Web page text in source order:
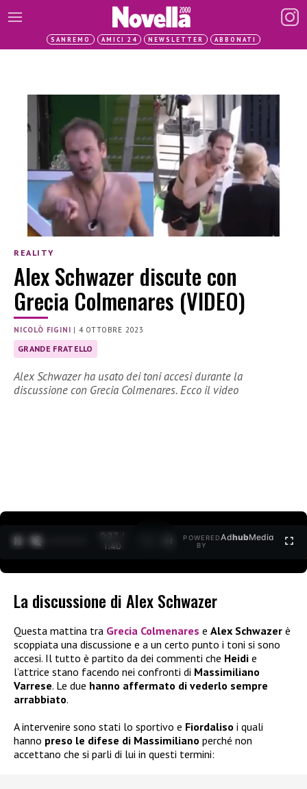
SANREMO AMICI 24 NEWSLETTER ABBONATI
REALITY
Alex Schwazer discute con
Grecia Colmenares (VIDEO)
NICOLÒ FIGINI | 4 OTTOBRE 2023
GRANDE FRATELLO
Alex Schwazer ha usato dei toni accesi durante la
discussione con Grecia Colmenares. Ecco il video
0:28 /
1:40
POWERED
BY
AdhubMedia
La discussione di Alex Schwazer
Questa mattina tra Grecia Colmenares e Alex Schwazer è
scoppiata una discussione e a un certo punto i toni si sono
accesi. Il tutto è partito da dei commenti che Heidi e
l’attrice stano facendo nei confronti di Massimiliano
Varrese. Le due hanno affermato di vederlo sempre
arrabbiato.
A intervenire sono stati lo sportivo e Fiordaliso i quali
hanno preso le difese di Massimiliano perché non
accettano che si parli di lui in questi termini: